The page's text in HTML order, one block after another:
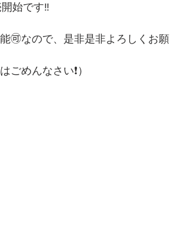
始です‼️
🉑なので、是非是非よろしくお願
めんなさい❗️）